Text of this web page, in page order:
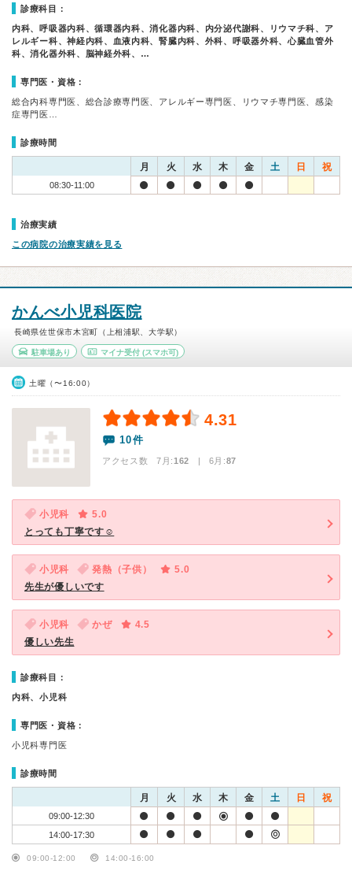
診療科目：
内科、呼吸器内科、循環器内科、消化器内科、内分泌代謝科、リウマチ科、ア
レルギー科、神経内科、血液内科、腎臓内科、外科、呼吸器外科、心臓血管外
科、消化器外科、脳神経外科、…
専門医・資格：
総合内科専門医、総合診療専門医、アレルギー専門医、リウマチ専門医、感染
症専門医…
診療時間
月 火 水 木 金 土 日 祝
08:30-11:00
治療実績
この病院の治療実績を見る
かんべ小児科医院
長崎県佐世保市木宮町（上相浦駅、大学駅）
駐車場あり マイナ受付(スマホ可)
土曜（〜16:00）
4.31
10件
アクセス数 7月:162 | 6月:87
小児科
5.0
とっても丁寧です☺︎
小児科 発熱（子供）
5.0
先生が優しいです
小児科 かぜ
4.5
優しい先生
診療科目：
内科、小児科
専門医・資格：
小児科専門医
診療時間
月 火 水 木 金 土 日 祝
09:00-12:30
14:00-17:30
09:00-12:00 14:00-16:00